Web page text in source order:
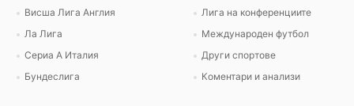
Висша Лига Англия
Ла Лига
Сериа А Италия
Бундеслига
Лига на конференциите
Международен футбол
Други спортове
Коментари и анализи